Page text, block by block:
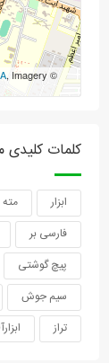
, Imagery ©
کلمات کلیدی
ابزار مته
فارسی بر
پیچ گوشتی
سیم جوش
تراز